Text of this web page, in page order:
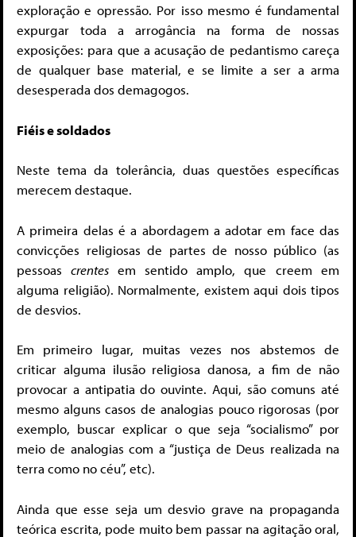
exploração e opressão. Por isso mesmo é fundamental
expurgar toda a arrogância na forma de nossas
exposições: para que a acusação de pedantismo careça
de qualquer base material, e se limite a ser a arma
desesperada dos demagogos.
Fiéis e soldados
Neste tema da tolerância, duas questões específicas
merecem destaque.
A primeira delas é a abordagem a adotar em face das
convicções religiosas de partes de nosso público (as
pessoascrentes em sentido amplo, que creem em
alguma religião). Normalmente, existem aqui dois tipos
de desvios.
Em primeiro lugar, muitas vezes nos abstemos de
criticar alguma ilusão religiosa danosa, a fim de não
provocar a antipatia do ouvinte. Aqui, são comuns até
mesmo alguns casos de analogias pouco rigorosas (por
exemplo, buscar explicar o que seja “socialismo” por
meio de analogias com a “justiça de Deus realizada na
terra como no céu”, etc).
Ainda que esse seja um desvio grave na propaganda
teórica escrita, pode muito bem passar na agitação oral,